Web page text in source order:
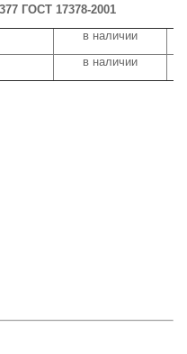
ГОСТ 17378-2001
в наличии
в наличии